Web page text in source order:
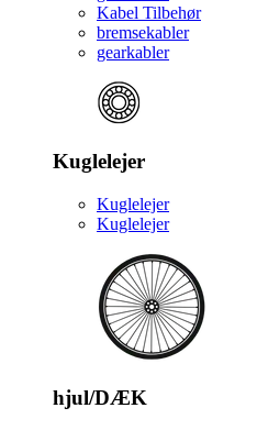
Kabel Tilbehør
bremsekabler
gearkabler
Kuglelejer
Kuglelejer
Kuglelejer
hjul/DÆK